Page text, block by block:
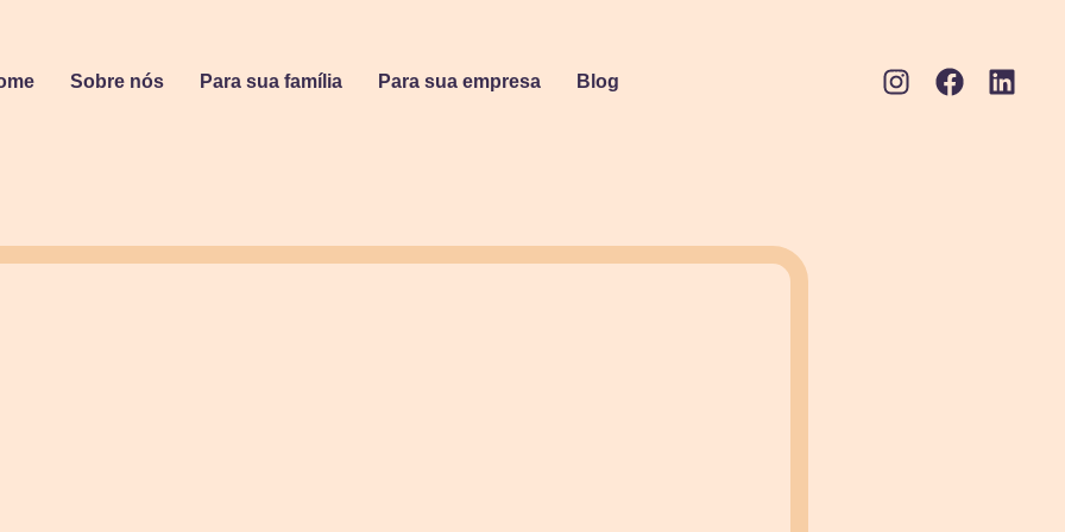
Sobre nós Para sua família Para sua empresa Blog